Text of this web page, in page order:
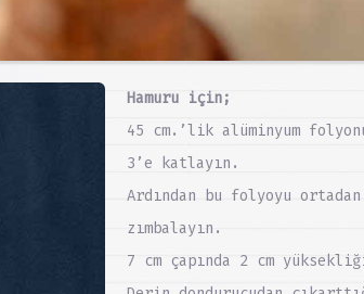
Hamuru için;
45 cm.’lik alüminyum
3’e katlayın.
Ardından bu folyoyu
zımbalayın.
7 cm çapında 2 cm